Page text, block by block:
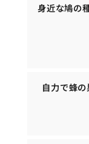
身近な鳩の
自力で蜂